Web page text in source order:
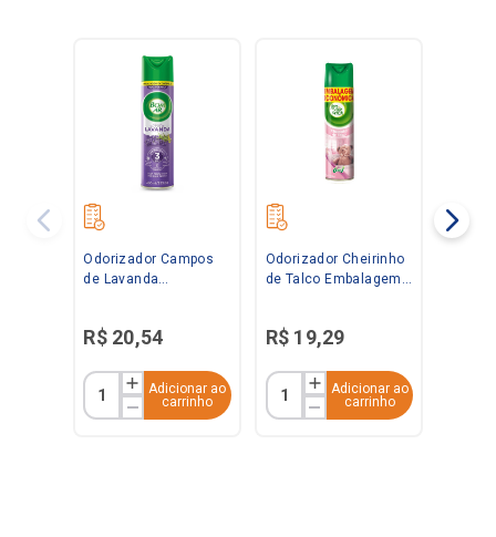
Odorizador Campos
de Lavanda
Bom Ar
R$ 20,54
Adicionar ao
carrinho
Odorizador Cheirinho
de Talco Embalagem
R$ 19,29
Adicionar ao
carrinho